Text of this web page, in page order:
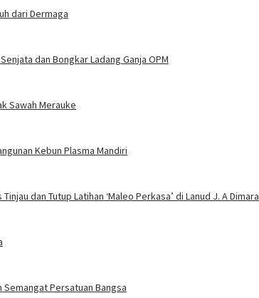
dari Dermaga
dan Bongkar Ladang Ganja OPM
Sawah Merauke
Kebun Plasma Mandiri
dan Tutup Latihan ‘Maleo Perkasa’ di Lanud J. A Dimara
Semangat Persatuan Bangsa